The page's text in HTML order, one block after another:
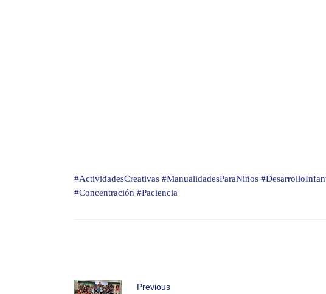
#ActividadesCreativas #ManualidadesParaNiños
#Concentración #Paciencia
Previous